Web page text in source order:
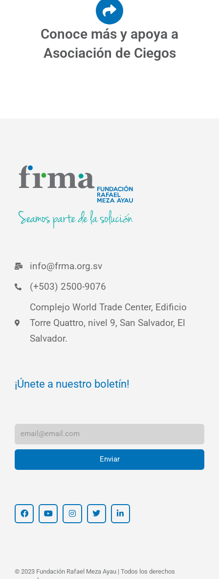
Conoce más y apoya a
Asociación de Ciegos
info@frma.org.sv
(+503) 2500-9076
Complejo World Trade Center, Edificio
Torre Quattro, nivel 9, San Salvador, El
Salvador.
¡Únete a nuestro boletín!
Enviar
© 2023 Fundación Rafael Meza Ayau | Todos los derechos